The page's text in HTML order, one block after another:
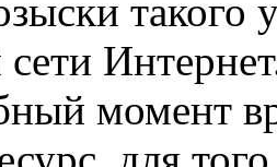
такого
сети
момент